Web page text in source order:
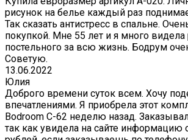
рисунок на белье каждый раз
Так сказать антистресс в спальне.
покупкой. Мне 55 лет и я много видела
постельного за всю жизнь. Бодрум
Советую.
13.06.2022
Юлия
Доброго времени суток всем. Хочу
впечатлениями. Я приобрела этот
Bodroom C-62 неделю назад.
так как увидела на сайте информацию